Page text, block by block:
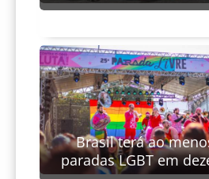
Brasil terá ao
paradas LGBT em